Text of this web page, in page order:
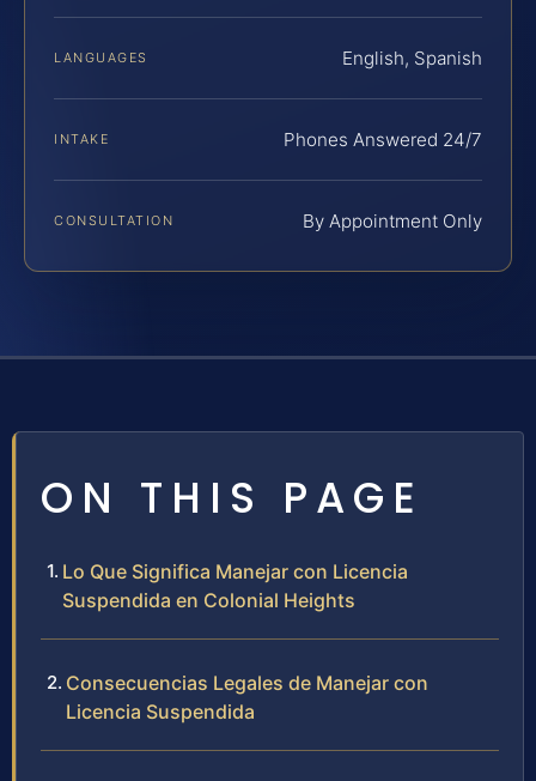
LANGUAGES English, Spanish
INTAKE Phones Answered 24/7
CONSULTATION By Appointment Only
ON THIS PAGE
Lo Que Significa Manejar con Licencia
Suspendida en Colonial Heights
Consecuencias Legales de Manejar con
Licencia Suspendida